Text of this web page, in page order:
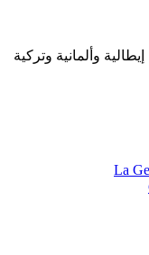
من 30 ماركة فرن، إيطالية وألمانية وتركية